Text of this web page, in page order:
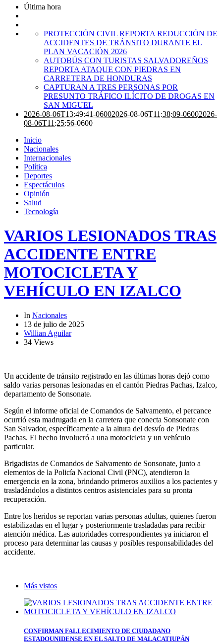
Última hora
PROTECCIÓN CIVIL REPORTA REDUCCIÓN DE
ACCIDENTES DE TRÁNSITO DURANTE EL
PLAN VACACIÓN 2026
AUTOBÚS CON TURISTAS SALVADOREÑOS
REPORTA ATAQUE CON PIEDRAS EN
CARRETERA DE HONDURAS
CAPTURAN A TRES PERSONAS POR
PRESUNTO TRÁFICO ILÍCITO DE DROGAS EN
SAN MIGUEL
2026-08-06T13:49:41-06002026-08-06T11:38:09-06002026-
08-06T11:25:56-0600
Inicio
Nacionales
Internacionales
Política
Deportes
Espectáculos
Opinión
Salud
Tecnología
VARIOS LESIONADOS TRAS
ACCIDENTE ENTRE
MOTOCICLETA Y
VEHÍCULO EN IZALCO
In Nacionales
13 de julio de 2025
Willian Aguilar
34 Views
Un accidente de tránsito registrado en las últimas horas dejó como
saldo varias personas lesionadas en el cantón Piedras Pachas, Izalco,
departamento de Sonsonate.
Según el informe oficial de Comandos de Salvamento, el percance
ocurrió esta madrugada en la carretera que conecta Sonsonate con
San Salvador, específicamente a la altura del desvío de Piedras
Pachas. El hecho involucró a una motocicleta y un vehículo
particular.
Brigadistas de Comandos de Salvamento de Sonsonate, junto a
elementos de la Policía Nacional Civil (PNC), atendieron la
emergencia en la zona, brindando primeros auxilios a los pacientes y
trasladándolos a distintos centros asistenciales para su pronta
recuperación.
Entre los heridos se reportan varias personas adultas, quienes fueron
estabilizadas en el lugar y posteriormente trasladadas para recibir
atención médica. Las autoridades correspondientes ya iniciaron el
proceso para determinar las causas y posibles responsabilidades del
accidente.
Más vistos
CONFIRMAN FALLECIMIENTO DE CIUDADANO
ESTADOUNIDENSE EN EL SALTO DE MALACATIUPÁN